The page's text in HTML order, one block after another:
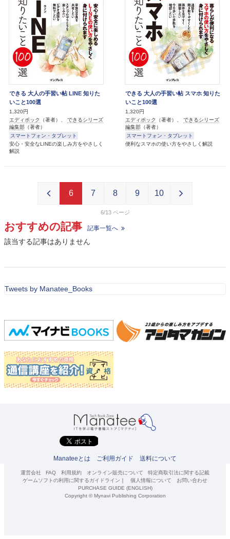
できる 大人の手習い帖 LINE 知りた
いこと100選
1,320円
エディポック
（著者）、 できるシリーズ
編集部 （著者）
スマートフォン・タブレット
安心・安全なLINEの楽しみ方をやさしく
解説
できる 大人の手習い帖 スマホ 知りた
いこと100選
1,320円
エディポック
（著者）、 できるシリーズ
編集部 （著者）
スマートフォン・タブレット
便利なスマホの使い方をやさしく解説
6/13
6 7 8 9 10
おすすめの記事 記事一覧へ
該当する記事はありません
Tweets by Manatee_Books
Manateeとは ご利用ガイド 送料について
運営会社 FAQ 利用規約 オンライン販売について
特定商取引法に関する記載
ゲームソフトの利用に関するガイドライン
個人情報について
お問い合わせ
PURCHASE GUIDE (ENGLISH)
Copyright © Mynavi Publishing Corporation